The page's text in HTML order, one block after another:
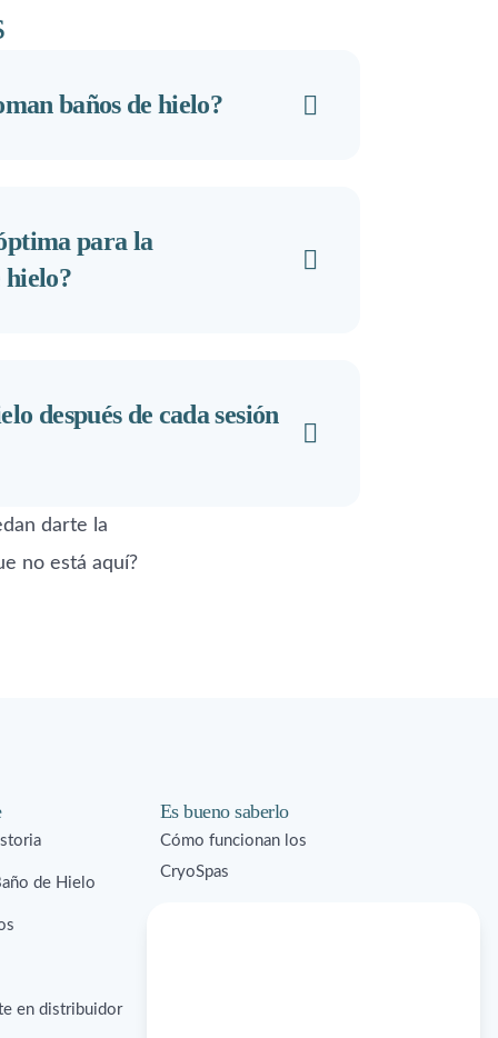
baños de hielo?
para la
hielo?
después de cada sesión
darte la
no está aquí?
de Hielo
en distribuidor
Es bueno saberlo
Cómo funcionan los
CryoSpas